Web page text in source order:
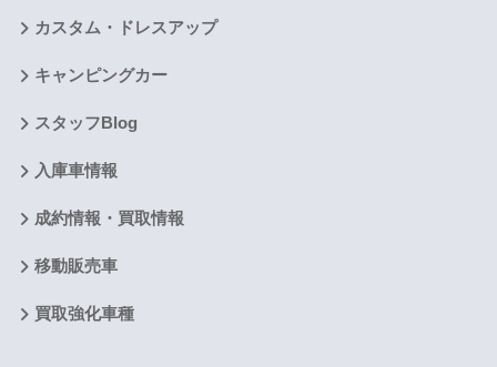
カスタム・ドレスアップ
キャンピングカー
スタッフBlog
入庫車情報
成約情報・買取情報
移動販売車
買取強化車種